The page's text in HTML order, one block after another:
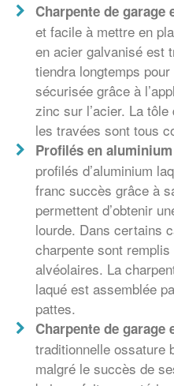
Charpente de garage
et facile à mettre en
en acier galvanisé est
tiendra longtemps
sécurisée grâce à
zinc sur l’acier. La
les travées sont tous
Profilés en
profilés d’aluminium
franc succès grâce à
permettent d’obtenir
lourde. Dans certains
charpente sont
alvéolaires. La
laqué est assemblée
pattes.
Charpente de garage
traditionnelle ossature
malgré le succès de